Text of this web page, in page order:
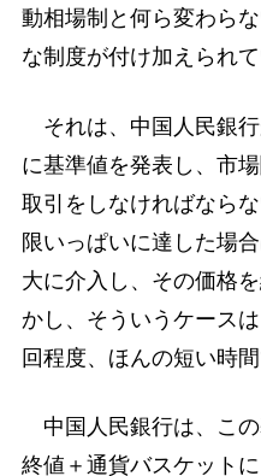
動相場制と何ら変わら
な制度が付け加えられて
それは、中国人民銀
に基準値を発表し、市
取引をしなければなら
限いっぱいに達した場
大に介入し、その価格
かし、そういうケース
回程度、ほんの短い時
中国人民銀行は、こ
終値＋通貨バスケット